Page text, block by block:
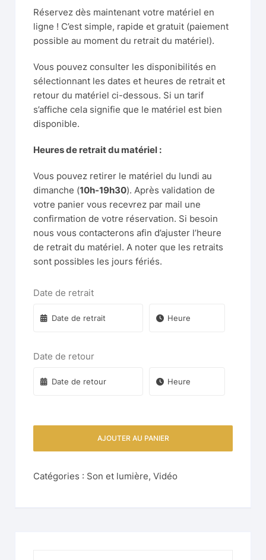
Réservez dès maintenant votre matériel en
ligne ! C’est simple, rapide et gratuit (paiement
possible au moment du retrait du matériel).
Vous pouvez consulter les disponibilités en
sélectionnant les dates et heures de retrait et
retour du matériel ci-dessous. Si un tarif
s’affiche cela signifie que le matériel est bien
disponible.
Heures de retrait du matériel :
Vous pouvez retirer le matériel du lundi au
dimanche (10h-19h30). Après validation de
votre panier vous recevrez par mail une
confirmation de votre réservation. Si besoin
nous vous contacterons afin d’ajuster l’heure
de retrait du matériel. A noter que les retraits
sont possibles les jours fériés.
Date de retrait
Date de retour
AJOUTER AU PANIER
Catégories : Son et lumière, Vidéo